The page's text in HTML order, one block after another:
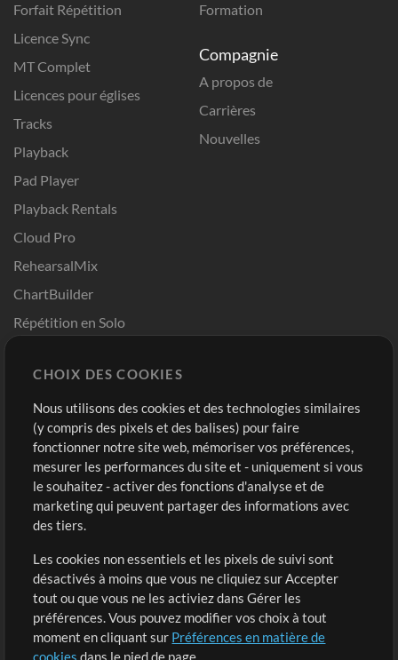
Forfait Répétition
Licence Sync
MT Complet
Licences pour églises
Tracks
Playback
Pad Player
Playback Rentals
Cloud Pro
RehearsalMix
ChartBuilder
Répétition en Solo
Modèles ProPresenter
Sons
Formation
Compagnie
A propos de
Carrières
Nouvelles
Boutique
Acheter des crédits
Contenu gratuit
Demander les pistes
Extras
Sessions
Soumettre votre contenu
Compte
Connexion
S'inscrire
CHOIX DES COOKIES
Nous utilisons des cookies et des technologies similaires
(y compris des pixels et des balises) pour faire
fonctionner notre site web, mémoriser vos préférences,
mesurer les performances du site et - uniquement si vous
le souhaitez - activer des fonctions d'analyse et de
marketing qui peuvent partager des informations avec
des tiers.
Les cookies non essentiels et les pixels de suivi sont
désactivés à moins que vous ne cliquiez sur Accepter
tout ou que vous ne les activiez dans Gérer les
préférences. Vous pouvez modifier vos choix à tout
moment en cliquant sur Préférences en matière de
cookies dans le pied de page.